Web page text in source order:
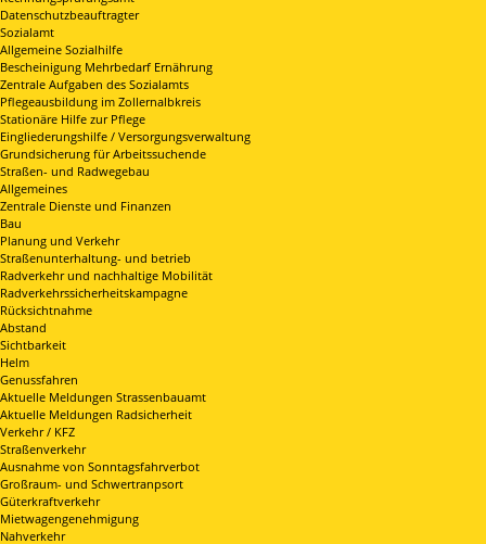
Datenschutzbeauftragter
Sozialamt
Allgemeine Sozialhilfe
Bescheinigung Mehrbedarf Ernährung
Zentrale Aufgaben des Sozialamts
Pflegeausbildung im Zollernalbkreis
Stationäre Hilfe zur Pflege
Eingliederungshilfe / Versorgungsverwaltung
Grundsicherung für Arbeitssuchende
Straßen- und Radwegebau
Allgemeines
Zentrale Dienste und Finanzen
Bau
Planung und Verkehr
Straßenunterhaltung- und betrieb
Radverkehr und nachhaltige Mobilität
Radverkehrssicherheitskampagne
Rücksichtnahme
Abstand
Sichtbarkeit
Helm
Genussfahren
Aktuelle Meldungen Strassenbauamt
Aktuelle Meldungen Radsicherheit
Verkehr / KFZ
Straßenverkehr
Ausnahme von Sonntagsfahrverbot
Großraum- und Schwertranpsort
Güterkraftverkehr
Mietwagengenehmigung
Nahverkehr